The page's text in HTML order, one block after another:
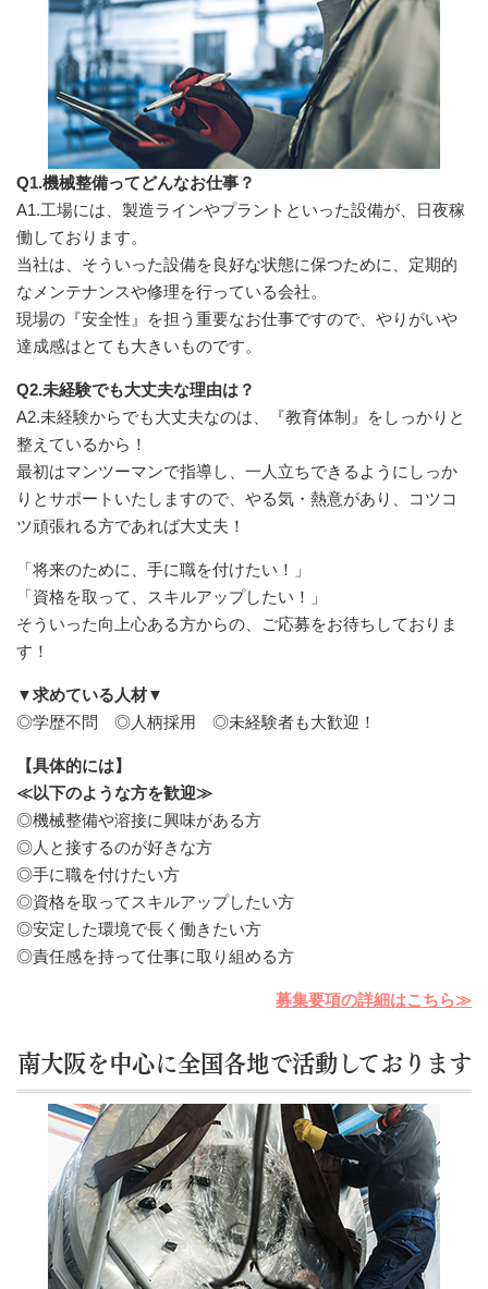
Q1.機械整備ってどんなお仕事？
A1.工場には、製造ラインやプラントといった設備が、日夜稼
働しております。
当社は、そういった設備を良好な状態に保つために、定期的
なメンテナンスや修理を行っている会社。
現場の『安全性』を担う重要なお仕事ですので、やりがいや
達成感はとても大きいものです。
Q2.未経験でも大丈夫な理由は？
A2.未経験からでも大丈夫なのは、『教育体制』をしっかりと
整えているから！
最初はマンツーマンで指導し、一人立ちできるようにしっか
りとサポートいたしますので、やる気・熱意があり、コツコ
ツ頑張れる方であれば大丈夫！
「将来のために、手に職を付けたい！」
「資格を取って、スキルアップしたい！」
そういった向上心ある方からの、ご応募をお待ちしておりま
す！
▼求めている人材▼
◎学歴不問 ◎人柄採用 ◎未経験者も大歓迎！
【具体的には】
≪以下のような方を歓迎≫
◎機械整備や溶接に興味がある方
◎人と接するのが好きな方
◎手に職を付けたい方
◎資格を取ってスキルアップしたい方
◎安定した環境で長く働きたい方
◎責任感を持って仕事に取り組める方
募集要項の詳細はこちら≫
南大阪を中心に全国各地で活動しております